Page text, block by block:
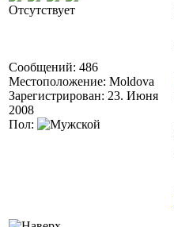
Отсутствует
Сообщений: 486
Местоположение: Moldova
Зарегистрирован: 23. Июня
2008
Пол: